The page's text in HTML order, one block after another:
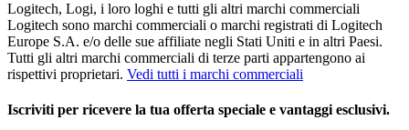
Logitech, Logi, i loro loghi e tutti gli altri marchi commerciali
Logitech sono marchi commerciali o marchi registrati di Logitech
Europe S.A. e/o delle sue affiliate negli Stati Uniti e in altri Paesi.
Tutti gli altri marchi commerciali di terze parti appartengono ai
rispettivi proprietari. Vedi tutti i marchi commerciali
Iscriviti per ricevere la tua offerta speciale e vantaggi esclusivi.